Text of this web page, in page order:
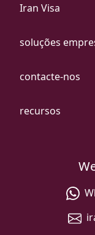
Iran Visa
soluções
contacte-nos
recursos